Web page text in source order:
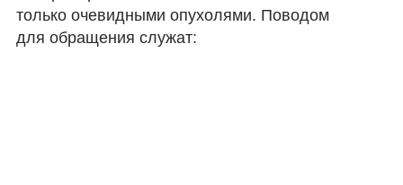
только очевидными опухолями. Поводом
для обращения служат: